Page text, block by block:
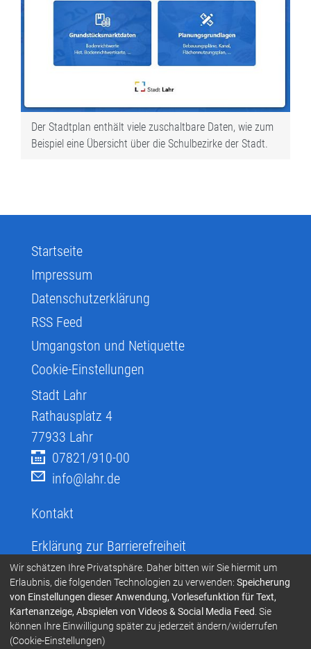
Der Stadtplan enthält viele zuschaltbare Daten, wie zum
Beispiel eine Übersicht über die Schulbezirke der Stadt.
Startseite
Impressum
Datenschutzerklärung
RSS Feed
Umgangston und Netiquette
Cookie-Einstellungen
Stadt Lahr
Rathausplatz 4
77933 Lahr
07821/910-00
info@lahr.de
Kontakt
Erklärung zur Barrierefreiheit
Infos zur Barrierefreiheit
Infos in leichter Sprache
Infos zur Gebärdensprache
Übersetzen und Vorlesen
Wir schätzen Ihre Privatsphäre. Daher bitten wir Sie hiermit um
Erlaubnis, die folgenden Technologien zu verwenden: Speicherung
von Einstellungen dieser Anwendung, Vorlesefunktion für Text,
Kartenanzeige, Abspielen von Videos & Social Media Feed. Sie
können Ihre Einwilligung später zu jederzeit ändern/widerrufen
(Cookie-Einstellungen)